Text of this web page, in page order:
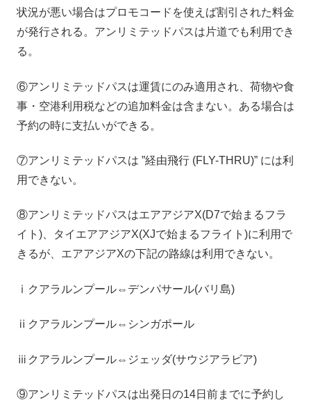
状況が悪い場合はプロモコードを使えば割引された料金
が発行される。アンリミテッドパスは片道でも利用でき
る。
⑥アンリミテッドパスは運賃にのみ適用され、荷物や食
事・空港利用税などの追加料金は含まない。ある場合は
予約の時に支払いができる。
⑦アンリミテッドパスは ”経由飛行 (FLY-THRU)” には利
用できない。
⑧アンリミテッドパスはエアアジアX(D7で始まるフラ
イト)、タイエアアジアX(XJで始まるフライト)に利用で
きるが、エアアジアXの下記の路線は利用できない。
ⅰクアラルンプール⇔デンパサール(バリ島)
ⅱクアラルンプール⇔シンガポール
ⅲクアラルンプール⇔ジェッダ(サウジアラビア)
⑨アンリミテッドパスは出発日の14日前までに予約し